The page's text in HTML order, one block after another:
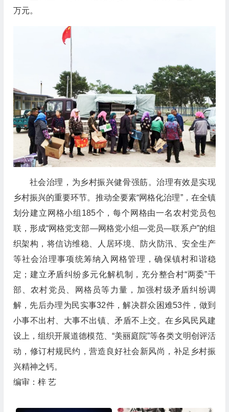
万元。
社会治理，为乡村振兴健骨强筋。治理有效是实现
乡村振兴的重要环节。推动全要素“网格化治理”，在全镇
划分建立网格小组185个，每个网格由一名农村党员包
联，形成“网格党支部—网格党小组—党员—联系户”的组
织架构，将信访维稳、人居环境、防火防汛、安全生产
等社会治理事项统筹纳入网格管理，确保镇村和谐稳
定；建立矛盾纠纷多元化解机制，充分整合村“两委”干
部、农村党员、网格员等力量，加强村级矛盾纠纷调
解，先后办理为民实事32件，解决群众困难53件，做到
小事不出村、大事不出镇、矛盾不上交。在乡风民风建
设上，组织开展道德模范、“美丽庭院”等各类文明创评活
动，修订村规民约，营造良好社会新风尚，补足乡村振
兴精神之钙。
编审：梓 艺